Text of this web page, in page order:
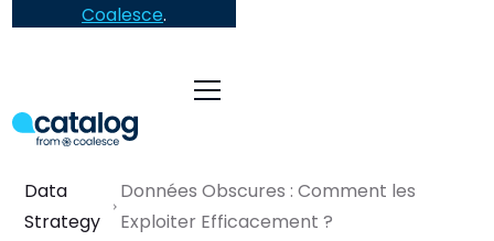
Coalesce.
Data
Strategy
Données Obscures : Comment les
Exploiter Efficacement ?